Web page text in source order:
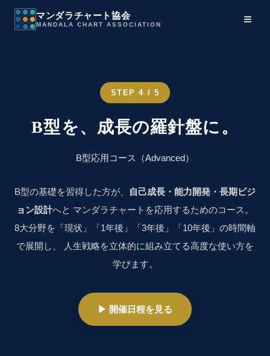
マンダラチャート協会
MANDALA CHART ASSOCIATION ≡
STEP 4 / 5
B型を、成長の羅針盤に。
B型応用コース（Advanced）
B型の基礎を習得した方が、
自己成長・能力開発・長期ビジ
ョン設計へと マンダラチャートを応用するためのコース。
8大分野を「現状」「1年後」「3年後」「10年後」の時間軸
で展開し、 人生戦略を立体的に組み立てる高度な使い方を
学びます。
▶ 開催日程を見る